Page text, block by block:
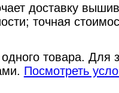
доставку
точная
товара. Для
Посмотреть